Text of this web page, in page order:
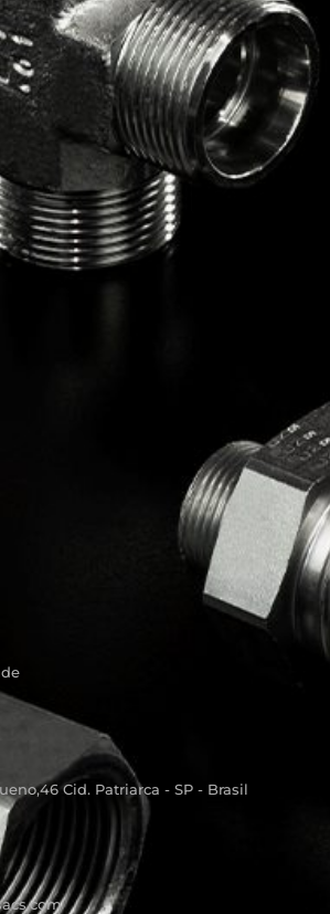
Cid. Patriarca - SP - Brasil